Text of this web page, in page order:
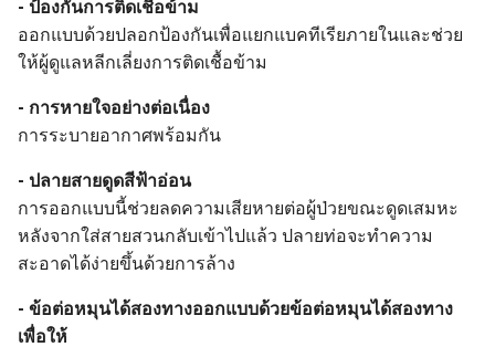
- ป้องกันการติดเชื้อข้าม
ออกแบบด้วยปลอกป้องกันเพื่อแยกแบคทีเรียภายในและช่วย
ให้ผู้ดูแลหลีกเลี่ยงการติดเชื้อข้าม
- การหายใจอย่างต่อเนื่อง
การระบายอากาศพร้อมกัน
- ปลายสายดูดสีฟ้าอ่อน
การออกแบบนี้ช่วยลดความเสียหายต่อผู้ป่วยขณะดูดเสมหะ
หลังจากใส่สายสวนกลับเข้าไปแล้ว ปลายท่อจะทำความ
สะอาดได้ง่ายขึ้นด้วยการล้าง
- ข้อต่อหมุนได้สองทางออกแบบด้วยข้อต่อหมุนได้สองทาง
เพื่อให้